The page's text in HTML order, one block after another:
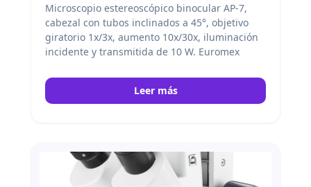
Microscopio estereoscópico binocular AP-7,
cabezal con tubos inclinados a 45°, objetivo
giratorio 1x/3x, aumento 10x/30x, iluminación
incidente y transmitida de 10 W. Euromex
Leer más